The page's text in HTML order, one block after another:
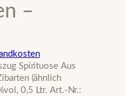
–
Spirituose Aus
(ähnlich
0,5 Ltr. Art.-Nr.: